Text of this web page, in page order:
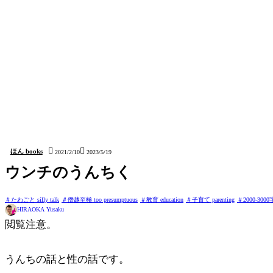
ほん books  2021/2/10 2023/5/19
ウンチのうんちく
たわごと silly talk 僭越至極 too presumptuous 教育 education 子育て parenting 2000-3000
HIRAOKA Yusaku
閲覧注意。
うんちの話と性の話です。